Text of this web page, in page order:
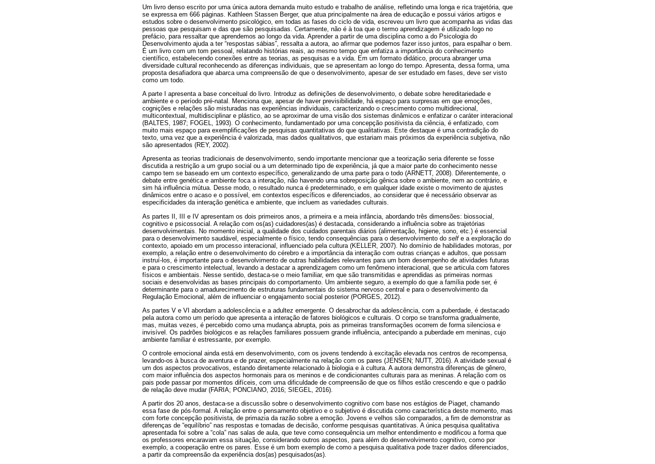
Um livro denso escrito por uma única autora demanda muito estudo e trabalho de análise, refletindo uma longa e rica trajetória, que
se expressa em 666 páginas. Kathleen Stassen Berger, que atua principalmente na área de educação e possui vários artigos e
estudos sobre o desenvolvimento psicológico, em todas as fases do ciclo de vida, escreveu um livro que acompanha as vidas das
pessoas que pesquisam e das que são pesquisadas. Certamente, não é à toa que o termo aprendizagem é utilizado logo no
prefácio, para ressaltar que aprendemos ao longo da vida. Aprender a partir de uma disciplina como a do Psicologia do
Desenvolvimento ajuda a ter “respostas sábias”, ressalta a autora, ao afirmar que podemos fazer isso juntos, para espalhar o bem.
É um livro com um tom pessoal, relatando histórias reais, ao mesmo tempo que enfatiza a importância do conhecimento
científico, estabelecendo conexões entre as teorias, as pesquisas e a vida. Em um formato didático, procura abranger uma
diversidade cultural reconhecendo as diferenças individuais, que se apresentam ao longo do tempo. Apresenta, dessa forma, uma
proposta desafiadora que abarca uma compreensão de que o desenvolvimento, apesar de ser estudado em fases, deve ser visto
como um todo.
A parte I apresenta a base conceitual do livro. Introduz as definições de desenvolvimento, o debate sobre hereditariedade e
ambiente e o período pré-natal. Menciona que, apesar de haver previsibilidade, há espaço para surpresas em que emoções,
cognições e relações são misturadas nas experiências individuais, caracterizando o crescimento como multidirecional,
multicontextual, multidisciplinar e plástico, ao se aproximar de uma visão dos sistemas dinâmicos e enfatizar o caráter interacional
(BALTES, 1987; FOGEL, 1993). O conhecimento, fundamentado por uma concepção positivista da ciência, é enfatizado, com
muito mais espaço para exemplificações de pesquisas quantitativas do que qualitativas. Este destaque é uma contradição do
texto, uma vez que a experiência é valorizada, mas dados qualitativos, que estariam mais próximos da experiência subjetiva, não
são apresentados (REY, 2002).
Apresenta as teorias tradicionais de desenvolvimento, sendo importante mencionar que a teorização seria diferente se fosse
discutida a restrição a um grupo social ou a um determinado tipo de experiência, já que a maior parte do conhecimento nesse
campo tem se baseado em um contexto específico, generalizando de uma parte para o todo (ARNETT, 2008). Diferentemente, o
debate entre genética e ambiente foca a interação, não havendo uma sobreposição gênica sobre o ambiente, nem ao contrário, e
sim há influência mútua. Desse modo, o resultado nunca é predeterminado, e em qualquer idade existe o movimento de ajustes
dinâmicos entre o acaso e o possível, em contextos específicos e diferenciados, ao considerar que é necessário observar as
especificidades da interação genética e ambiente, que incluem as variedades culturais.
As partes II, III e IV apresentam os dois primeiros anos, a primeira e a meia infância, abordando três dimensões: biossocial,
cognitivo e psicossocial. A relação com os(as) cuidadores(as) é destacada, considerando a influência sobre as trajetórias
desenvolvimentais. No momento inicial, a qualidade dos cuidados parentais diários (alimentação, higiene, sono, etc.) é essencial
para o desenvolvimento saudável, especialmente o físico, tendo consequências para o desenvolvimento do selfe a exploração do
contexto, apoiado em um processo interacional, influenciado pela cultura (KELLER, 2007). No domínio de habilidades motoras, por
exemplo, a relação entre o desenvolvimento do cérebro e a importância da interação com outras crianças e adultos, que possam
instruí-los, é importante para o desenvolvimento de outras habilidades relevantes para um bom desempenho de atividades futuras
e para o crescimento intelectual, levando a destacar a aprendizagem como um fenômeno interacional, que se articula com fatores
físicos e ambientais. Nesse sentido, destaca-se o meio familiar, em que são transmitidas e aprendidas as primeiras normas
sociais e desenvolvidas as bases principais do comportamento. Um ambiente seguro, a exemplo do que a família pode ser, é
determinante para o amadurecimento de estruturas fundamentais do sistema nervoso central e para o desenvolvimento da
Regulação Emocional, além de influenciar o engajamento social posterior (PORGES, 2012).
As partes V e VI abordam a adolescência e a adultez emergente. O desabrochar da adolescência, com a puberdade, é destacado
pela autora como um período que apresenta a interação de fatores biológicos e culturais. O corpo se transforma gradualmente,
mas, muitas vezes, é percebido como uma mudança abrupta, pois as primeiras transformações ocorrem de forma silenciosa e
invisível. Os padrões biológicos e as relações familiares possuem grande influência, antecipando a puberdade em meninas, cujo
ambiente familiar é estressante, por exemplo.
O controle emocional ainda está em desenvolvimento, com os jovens tendendo à excitação elevada nos centros de recompensa,
levando-os à busca de aventura e de prazer, especialmente na relação com os pares (JENSEN; NUTT, 2016). A atividade sexual é
um dos aspectos provocativos, estando diretamente relacionado à biologia e à cultura. A autora demonstra diferenças de gênero,
com maior influência dos aspectos hormonais para os meninos e de condicionantes culturais para as meninas. A relação com os
pais pode passar por momentos difíceis, com uma dificuldade de compreensão de que os filhos estão crescendo e que o padrão
de relação deve mudar (FARIA; PONCIANO, 2016; SIEGEL, 2016).
A partir dos 20 anos, destaca-se a discussão sobre o desenvolvimento cognitivo com base nos estágios de Piaget, chamando
essa fase de pós-formal. A relação entre o pensamento objetivo e o subjetivo é discutida como característica deste momento, mas
com forte concepção positivista, de primazia da razão sobre a emoção. Jovens e velhos são comparados, a fim de demonstrar as
diferenças de “equilíbrio” nas respostas e tomadas de decisão, conforme pesquisas quantitativas. A única pesquisa qualitativa
apresentada foi sobre a “cola” nas salas de aula, que teve como consequência um melhor entendimento e modificou a forma que
os professores encaravam essa situação, considerando outros aspectos, para além do desenvolvimento cognitivo, como por
exemplo, a cooperação entre os pares. Esse é um bom exemplo de como a pesquisa qualitativa pode trazer dados diferenciados,
a partir da compreensão da experiência dos(as) pesquisados(as).